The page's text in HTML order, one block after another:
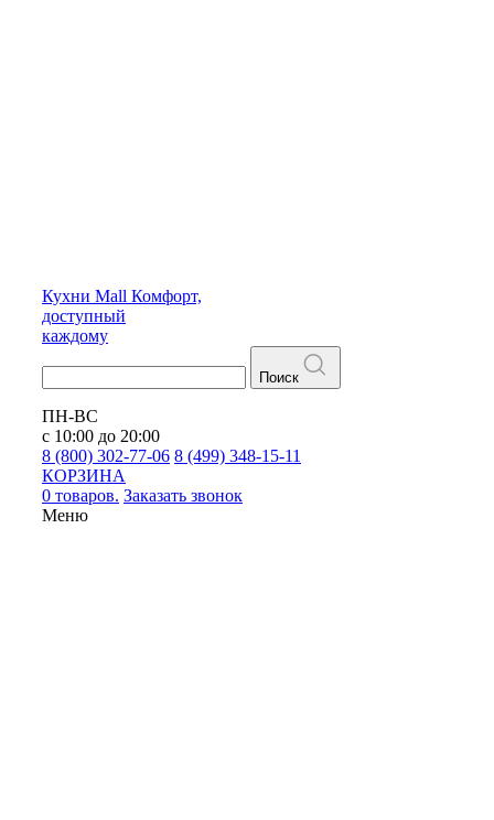
Кухни Mall Комфорт,
доступный
каждому
Поиск
ПН-ВС
с 10:00 до 20:00
8 (800) 302-77-06 8 (499) 348-15-11
КОРЗИНА
0 товаров. Заказать звонок
Меню